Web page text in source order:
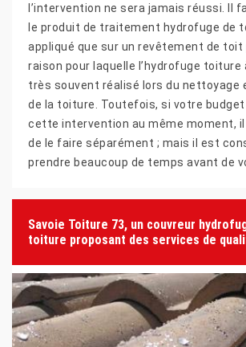
l’intervention ne sera jamais réussi. Il
le produit de traitement hydrofuge de
appliqué que sur un revêtement de toit
raison pour laquelle l’hydrofuge toiture
très souvent réalisé lors du nettoyage
de la toiture. Toutefois, si votre
cette intervention au même moment,
de le faire séparément ; mais il est
prendre beaucoup de temps avant de
Savoie Toiture 73, un couvreur
toiture proposant des services de